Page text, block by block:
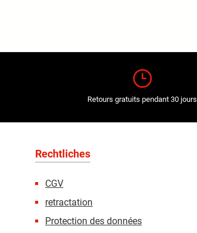
Retours gratuits pendant 30 jours
Rechtliches
CGV
retractation
Protection des données